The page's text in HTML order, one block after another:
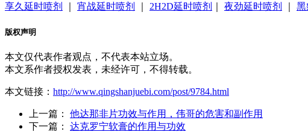
享久延时喷剂
宵战延时喷剂 2H2D延时喷剂 夜劲延时喷剂 黑
版权声明
本文仅代表作者观点，不代表本站立场。
本文系作者授权发表，未经许可，不得转载。
本文链接： http://www.qingshanjuebi.com/post/9784.html
上一篇： 他达那非片功效与作用，伟哥的危害和副作用
下一篇： 达克罗宁软膏的作用与功效